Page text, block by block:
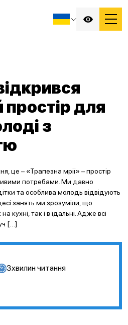
простір для
з
це – «Трапезна мрії» – простір
потребами. Ми давно
та особлива молодь відвідують
занять ми зрозуміли, що
кухні, так і в їдальні. Адже всі
[…]
3хвилин читання